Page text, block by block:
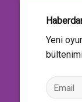
Yeni